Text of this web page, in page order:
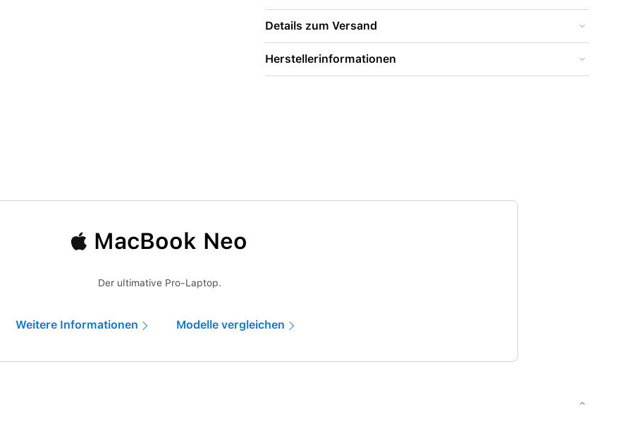
Details zum Versand
Herstellerinformationen
MacBook Neo
Der ultimative Pro-Laptop.
Weitere Informationen Modelle vergleichen